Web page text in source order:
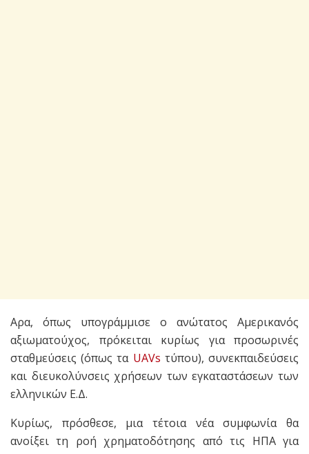
Αρα, όπως υπογράμμισε ο ανώτατος Αμερικανός
αξιωματούχος, πρόκειται κυρίως για προσωρινές
σταθμεύσεις (όπως τα UAVs τύπου), συνεκπαιδεύσεις
και διευκολύνσεις χρήσεων των εγκαταστάσεων των
ελληνικών Ε.Δ.
Κυρίως, πρόσθεσε, μια τέτοια νέα συμφωνία θα
ανοίξει τη ροή χρηματοδότησης από τις ΗΠΑ για